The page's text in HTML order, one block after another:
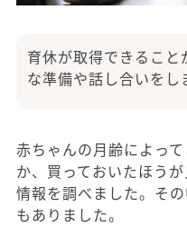
育休が取得できるこ
な準備や話し合いをし
赤ちゃんの月齢によっ
か、買っておいたほう
情報を調べました。そ
もありました。